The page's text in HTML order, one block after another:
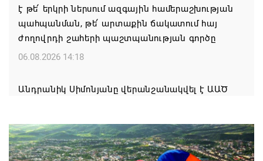
է թե՛ երկրի ներսում ազգային համերաշխության
պահպանման, թե՛ արտաքին ճակատում հայ
ժողովրդի շահերի պաշտպանության գործը
06.08.2026 14:18
Անդրանիկ Սիմոնյանը վերանշանակվել է ԱԱԾ
06.08.2026 14:16